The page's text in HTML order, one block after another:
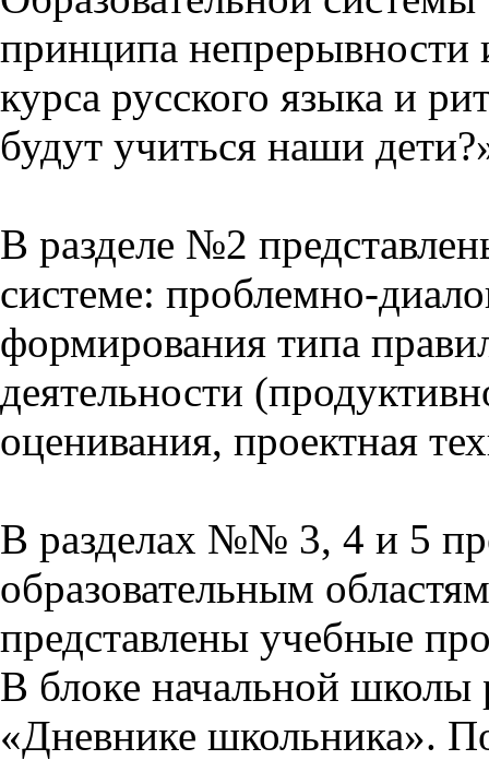
принципа непрерывности
курса русского языка и
будут учиться наши
В разделе №2
системе: проблемно-
формирования типа
деятельности
оценивания, проектная
В разделах №№ 3, 4 и 5
образовательным
представлены учебные
В блоке начальной школы
«Дневнике школьника».